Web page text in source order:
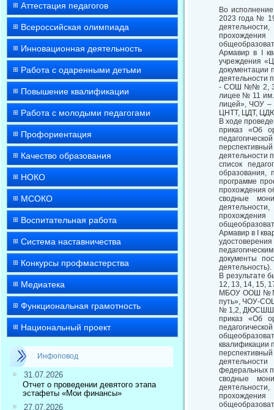
Аттестация педагогов
Всероссийская олимпиада
Инновационная деятельность
Работа с одаренными детьми
Повышение квалификации
Работа с молодыми педагогами
Профориентация
Качество образования
НОКО
МСОКО
Воспитательная работа
Система наставничества
Конкурсы профмастерства
Медиатека
Функциональная грамотность
Национальный проект
Инфоповод
31.07.2026
Отчет о проведении девятого этапа
эстафеты «Мои финансы»
27.07.2026
Во
2023 года №
Армавир в I
учреждения
документации
деятельности
- СОШ №№ 2, 3,
лицее № 11
лицей», ЧОУ
ЦНТТ, ЦДТ,
В ходе
приказ «Об
деятельности
список
образования,
программе
прохождения
сводные
Армавир в I
документы
деятельность).
В результате
12, 13, 14, 15,
МБОУ ООШ №№
путь», ЧОУ-
№ 1,2, ДЮСШШ,
приказ «Об
квалификации
федеральных
сводные